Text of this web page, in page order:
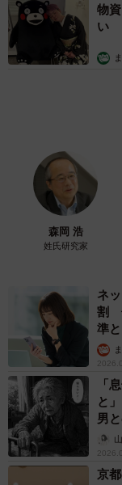
物
い
森岡 浩
姓氏研究家
ネ
割
準
「
と
男
か
京